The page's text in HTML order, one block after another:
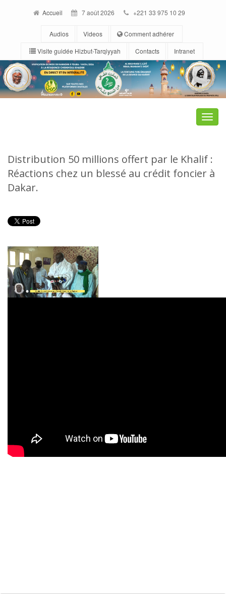
Accueil 7 août 2026 +221 33 975 10 29
Audios Videos
Comment adhérer
Visite guidée Hizbut-Tarqiyyah
Contacts Intranet
Toggle
Distribution 50 millions offert par le Khalif :
Réactions chez un blessé au crédit foncier à
Dakar.